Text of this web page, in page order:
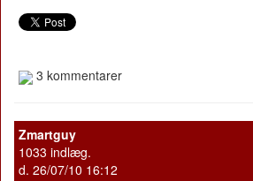
3 kommentarer
Zmartguy
1033 indlæg.
d. 26/07/10 16:12